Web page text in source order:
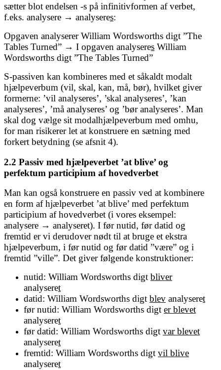
sætter blot endelsen -s på infinitivformen af verbet,
f.eks. analysere → analyseres:
Opgaven analyserer William Wordsworths digt ”The
Tables Turned” → I opgaven analyseres William
Wordsworths digt ”The Tables Turned”
S-passiven kan kombineres med et såkaldt modalt
hjælpeverbum (vil, skal, kan, må, bør), hvilket giver
formerne: ’vil analyseres’, ’skal analyseres’, ’kan
analyseres’, ’må analyseres’ og ’bør analyseres’. Man
skal dog vælge sit modalhjælpeverbum med omhu,
for man risikerer let at konstruere en sætning med
forkert betydning (se afsnit 4).
2.2 Passiv med hjælpeverbet ’at blive’ og
perfektum participium af hovedverbet
Man kan også konstruere en passiv ved at kombinere
en form af hjælpeverbet ’at blive’ med perfektum
participium af hovedverbet (i vores eksempel:
analysere → analyseret). I før nutid, før datid og
fremtid er vi derudover nødt til at bruge et ekstra
hjælpeverbum, i før nutid og før datid ”være” og i
fremtid ”ville”. Det giver følgende konstruktioner:
nutid: William Wordsworths digt bliver
analyseret
datid: William Wordsworths digt blev analyseret
før nutid: William Wordsworths digt er blevet
analyseret
før datid: William Wordsworths digt var blevet
analyseret
fremtid: William Wordsworths digt vil blive
analyseret